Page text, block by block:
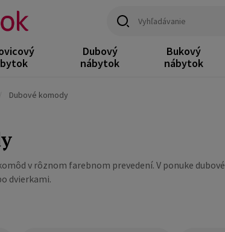
Dubový
nábytok
Bukový
nábytok
Dubové komody
v rôznom farebnom prevedení. V ponuke
dvierkami.